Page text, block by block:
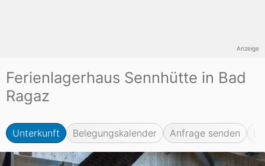
Ferienlagerhaus Sennhütte in Bad
Ragaz
Unterkunft Belegungskalender Anfrage senden
Anzeige